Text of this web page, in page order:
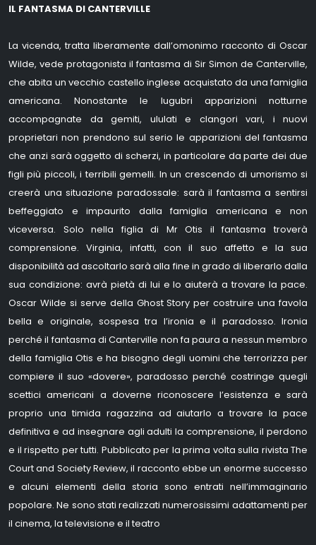
IL FANTASMA DI CANTERVILLE
La vicenda, tratta liberamente dall’omonimo racconto di Oscar
Wilde, vede protagonista il fantasma di Sir Simon de Canterville,
che abita un vecchio castello inglese acquistato da una famiglia
americana. Nonostante le lugubri apparizioni notturne
accompagnate da gemiti, ululati e clangori vari, i nuovi
proprietari non prendono sul serio le apparizioni del fantasma
che anzi sarà oggetto di scherzi, in particolare da parte dei due
figli più piccoli, i terribili gemelli. In un crescendo di umorismo si
creerà una situazione paradossale: sarà il fantasma a sentirsi
beffeggiato e impaurito dalla famiglia americana e non
viceversa. Solo nella figlia di Mr Otis il fantasma troverà
comprensione. Virginia, infatti, con il suo affetto e la sua
disponibilità ad ascoltarlo sarà alla fine in grado di liberarlo dalla
sua condizione: avrà pietà di lui e lo aiuterà a trovare la pace.
Oscar Wilde si serve della Ghost Story per costruire una favola
bella e originale, sospesa tra l’ironia e il paradosso. Ironia
perché il fantasma di Canterville non fa paura a nessun membro
della famiglia Otis e ha bisogno degli uomini che terrorizza per
compiere il suo «dovere», paradosso perché costringe quegli
scettici americani a doverne riconoscere l’esistenza e sarà
proprio una timida ragazzina ad aiutarlo a trovare la pace
definitiva e ad insegnare agli adulti la comprensione, il perdono
e il rispetto per tutti. Pubblicato per la prima volta sulla rivista The
Court and Society Review, il racconto ebbe un enorme successo
e alcuni elementi della storia sono entrati nell’immaginario
popolare. Ne sono stati realizzati numerosissimi adattamenti per
il cinema, la televisione e il teatro